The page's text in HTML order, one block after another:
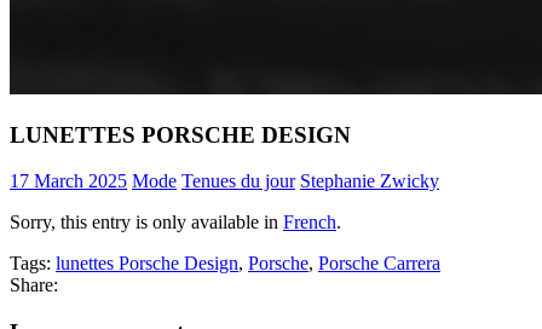
LUNETTES PORSCHE DESIGN
17 March 2025 Mode Tenues du jour Stephanie Zwicky
Sorry, this entry is only available in French.
Tags: lunettes Porsche Design, Porsche, Porsche Carrera
Share: